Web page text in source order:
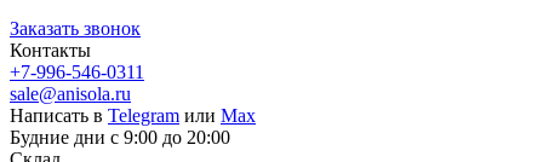
Заказать звонок
Контакты
+7-996-546-0311
sale@anisola.ru
Написать в Telegram или Max
Будние дни с 9:00 до 20:00